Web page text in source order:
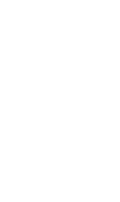
です